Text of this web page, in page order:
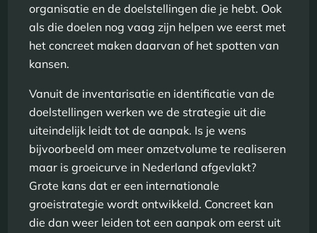
organisatie en de doelstellingen die je hebt. Ook
als die doelen nog vaag zijn helpen we eerst met
het concreet maken daarvan of het spotten van
kansen.
Vanuit de inventarisatie en identificatie van de
doelstellingen werken we de strategie uit die
uiteindelijk leidt tot de aanpak. Is je wens
bijvoorbeeld om meer omzetvolume te realiseren
maar is groeicurve in Nederland afgevlakt?
Grote kans dat er een internationale
groeistrategie wordt ontwikkeld. Concreet kan
die dan weer leiden tot een aanpak om eerst uit